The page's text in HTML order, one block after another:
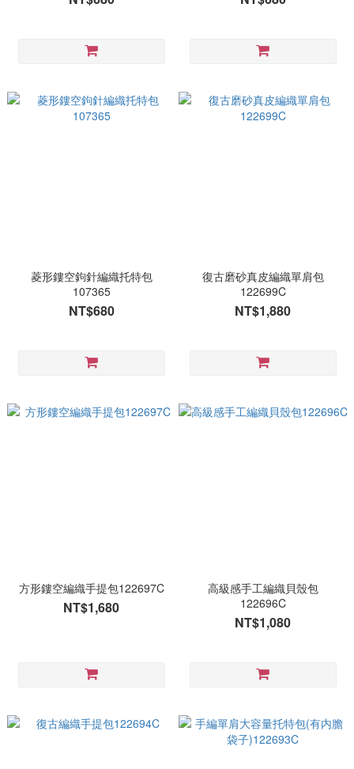
菱形鏤空鉤針編織托特包
107365
NT$680
復古磨砂真皮編織單肩包
122699C
NT$1,880
方形鏤空編織手提包122697C
NT$1,680
高級感手工編織貝殼包
122696C
NT$1,080